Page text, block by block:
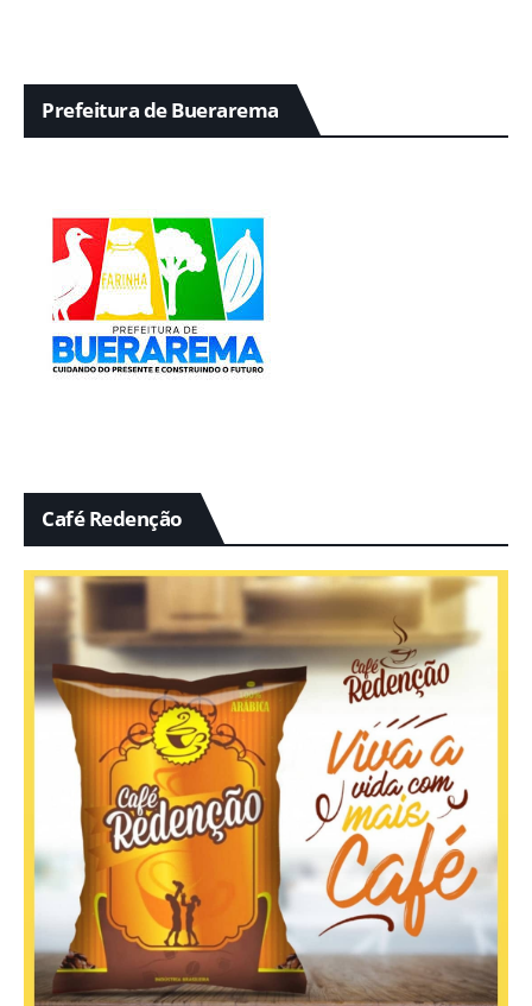
Prefeitura de Buerarema
Café Redenção